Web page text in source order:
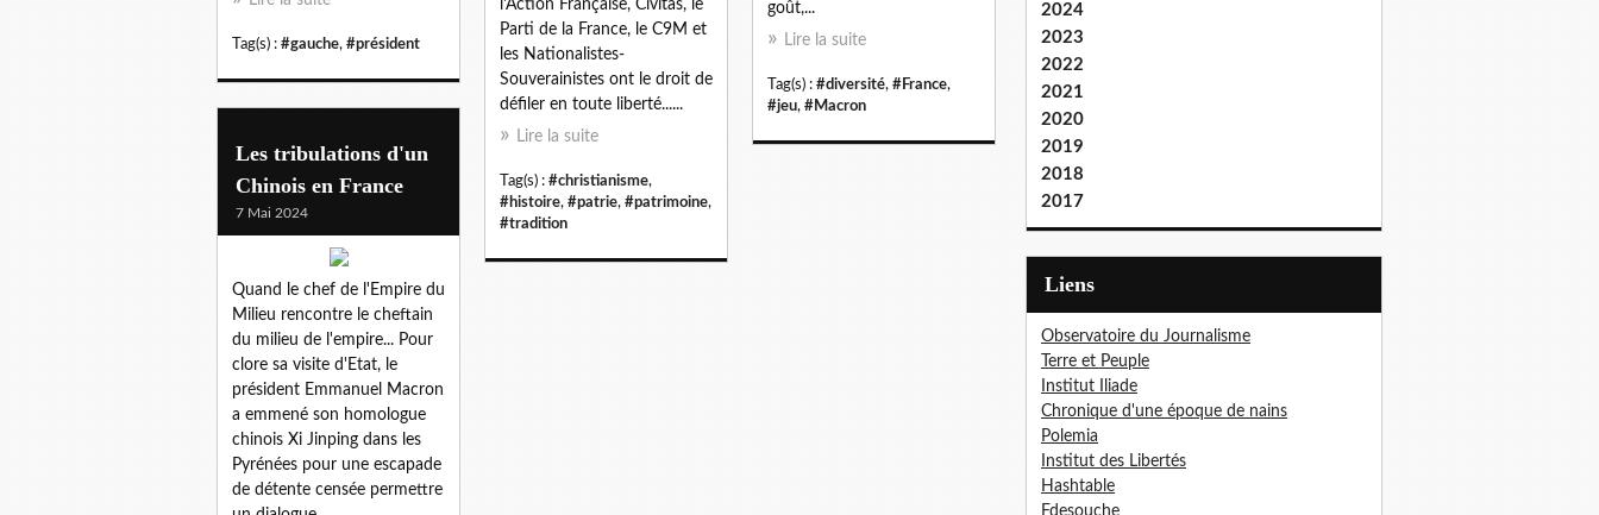
Tag(s) : #gauche, #président
goût,...
Lire la suite
Tag(s) : #diversité, #France,
#jeu, #Macron
l'Action Française, Civitas, le
Parti de la France, le C9M et
les Nationalistes-
Souverainistes ont le droit de
défiler en toute liberté......
Lire la suite
Tag(s) : #christianisme,
#histoire, #patrie, #patrimoine,
#tradition
Les tribulations d'un
Chinois en France
7 Mai 2024
Quand le chef de l'Empire du
Milieu rencontre le cheftain
du milieu de l'empire... Pour
clore sa visite d'Etat, le
président Emmanuel Macron
a emmené son homologue
chinois Xi Jinping dans les
Pyrénées pour une escapade
de détente censée permettre
2024
2023
2022
2021
2020
2019
2018
2017
Liens
Observatoire du Journalisme
Terre et Peuple
Institut Iliade
Chronique d'une époque de nains
Polemia
Institut des Libertés
Hashtable
Fdesouche